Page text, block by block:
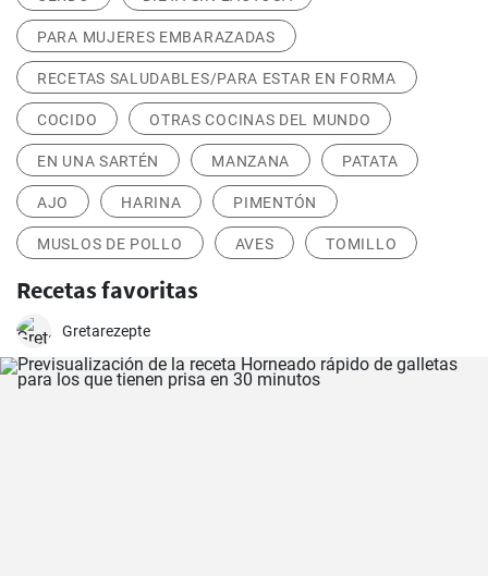
PARA MUJERES EMBARAZADAS
RECETAS SALUDABLES/PARA ESTAR EN FORMA
COCIDO OTRAS COCINAS DEL MUNDO
EN UNA SARTÉN MANZANA PATATA
AJO HARINA PIMENTÓN
MUSLOS DE POLLO AVES TOMILLO
Recetas favoritas
Gretarezepte